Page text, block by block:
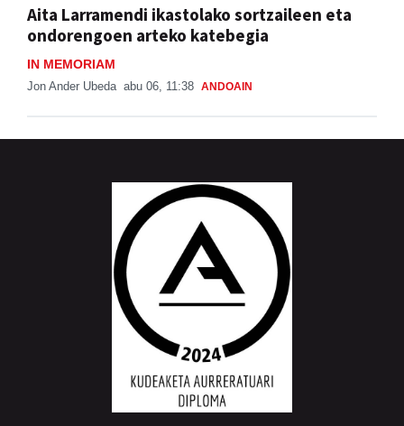
Aita Larramendi ikastolako sortzaileen eta
ondorengoen arteko katebegia
IN MEMORIAM
Jon Ander Ubeda abu 06, 11:38 ANDOAIN